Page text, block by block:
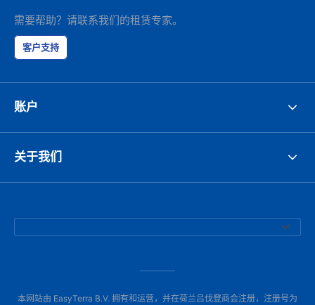
需要帮助？请联系我们的租赁专家。
客户支持
账户
关于我们
本网站由 EasyTerra B.V. 拥有和运营，并在荷兰吕伐登商会注册，注册号为